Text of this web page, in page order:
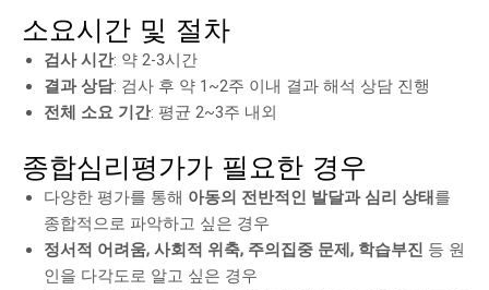
소요시간 및 절차
검사 시간: 약 2-3시간
결과 상담: 검사 후 약 1~2주 이내 결과 해석 상담 진행
전체 소요 기간: 평균 2~3주 내외
종합심리평가가 필요한 경우
다양한 평가를 통해 아동의 전반적인 발달과 심리 상태를
종합적으로 파악하고 싶은 경우
정서적 어려움, 사회적 위축, 주의집중 문제, 학습부진 등 원
인을 다각도로 알고 싶은 경우